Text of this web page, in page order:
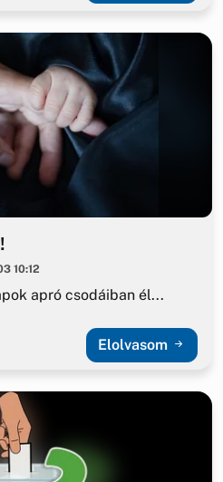
10:12
apró csodáiban él...
Elolvasom